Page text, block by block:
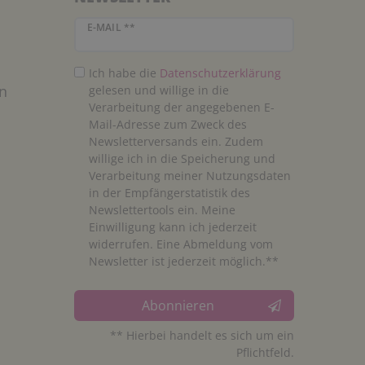
E-MAIL **
Newsletter Honig
Ich habe die Daten­schutz­erklärung
gelesen und willige in die
Verarbeitung der angegebenen E-
Mail-Adresse zum Zweck des
Newsletterversands ein. Zudem
willige ich in die Speicherung und
Verarbeitung meiner Nutzungsdaten
in der Empfängerstatistik des
Newslettertools ein. Meine
Einwilligung kann ich jederzeit
widerrufen. Eine Abmeldung vom
Newsletter ist jederzeit möglich.**
Abonnieren
** Hierbei handelt es sich um ein
Pflichtfeld.